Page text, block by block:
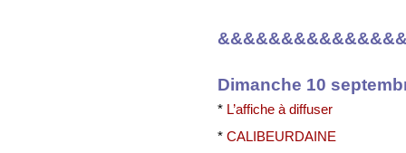
Dimanche 10
* L’affiche à diffuser
* CALIBEURDAINE